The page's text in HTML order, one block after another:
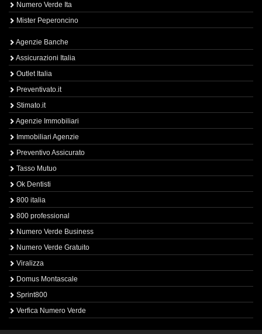
Numero Verde Ita
Mister Peperoncino
Agenzie Banche
Assicurazioni Italia
Outlet Italia
Preventivato.it
Stimato.it
Agenzie Immobiliari
Immobiliari Agenzie
Preventivo Assicurato
Tasso Mutuo
Ok Dentisti
800 italia
800 professional
Numero Verde Business
Numero Verde Gratuito
Viralizza
Domus Montascale
Sprint800
Verfica Numero Verde